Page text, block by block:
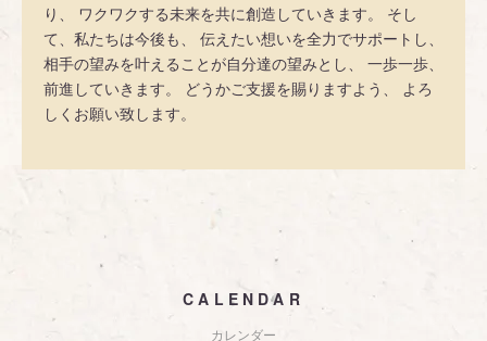
り、 ワクワクする未来を共に創造していきます。 そし
て、私たちは今後も、 伝えたい想いを全力でサポートし、
相手の望みを叶えることが自分達の望みとし、 一歩一歩、
前進していきます。 どうかご支援を賜りますよう、 よろ
しくお願い致します。
CALENDAR
カレンダー